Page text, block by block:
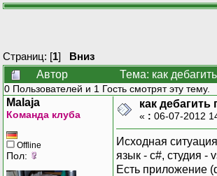
Страниц: [1] Вниз
Автор
Тема: как
0 Пользователей и 1 Гость смотрят эту тему.
Malaja
Команда клуба
Offline
Пол:
как
« : 06-07-2012
Исходная
язык - c#, студия -
Есть приложение